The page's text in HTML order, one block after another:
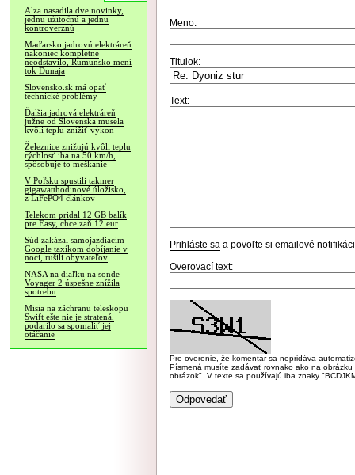
Alza nasadila dve novinky,
jednu užitočnú a jednu
kontroverznú
Maďarsko jadrovú elektráreň
nakoniec kompletne
neodstavilo, Rumunsko mení
tok Dunaja
Slovensko.sk má opäť
technické problémy
Ďalšia jadrová elektráreň
južne od Slovenska musela
kvôli teplu znížiť výkon
Železnice znižujú kvôli teplu
rýchlosť iba na 50 km/h,
spôsobuje to meškanie
V Poľsku spustili takmer
gigawatthodinové úložisko,
z LiFePO4 článkov
Telekom pridal 12 GB balík
pre Easy, chce zaň 12 eur
Súd zakázal samojazdiacim
Google taxíkom dobíjanie v
noci, rušili obyvateľov
NASA na diaľku na sonde
Voyager 2 úspešne znížila
spotrebu
Misia na záchranu teleskopu
Swift ešte nie je stratená,
podarilo sa spomaliť jej
otáčanie
Meno:
Titulok:
Text:
Prihláste sa a povoľte si emailové
Overovací text:
Pre overenie, že komentár sa nepridáva
Písmená musíte zadávať rovnako ako na
obrázok". V texte sa používajú iba znaky